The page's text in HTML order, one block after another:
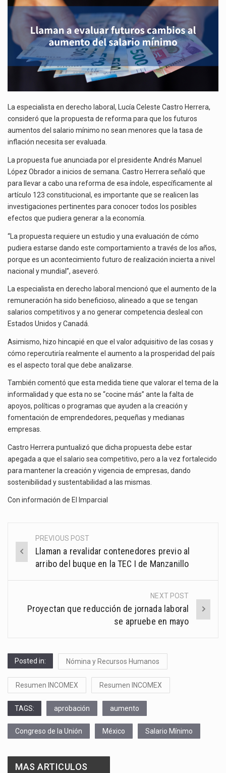
Los créditos fiscales determinados a empresas IMMEX rara vez nacen de una interpretación equivocada de…
DEL
SALARIO
MÍNIMO
La especialista en derecho laboral, Lucía Celeste Castro Herrera,
consideró que la propuesta de reforma para que los futuros
aumentos del salario mínimo no sean menores que la tasa de
inflación necesita ser evaluada.
La propuesta fue anunciada por el presidente Andrés Manuel
López Obrador a inicios de semana. Castro Herrera señaló que
para llevar a cabo una reforma de esa índole, específicamente al
artículo 123 constitucional, es importante que se realicen las
investigaciones pertinentes para conocer todos los posibles
efectos que pudiera generar a la economía.
“La propuesta requiere un estudio y una evaluación de cómo
pudiera estarse dando este comportamiento a través de los años,
porque es un acontecimiento futuro de realización incierta a nivel
nacional y mundial”, aseveró.
La especialista en derecho laboral mencionó que el aumento de la
remuneración ha sido beneficioso, alineado a que se tengan
salarios competitivos y a no generar competencia desleal con
Estados Unidos y Canadá.
Asimismo, hizo hincapié en que el valor adquisitivo de las cosas y
cómo repercutiría realmente el aumento a la prosperidad del país
es el aspecto toral que debe analizarse.
También comentó que esta medida tiene que valorar el tema de la
informalidad y que esta no se “cocine más” ante la falta de
apoyos, políticas o programas que ayuden a la creación y
fomentación de emprendedores, pequeñas y medianas
empresas.
Castro Herrera puntualizó que dicha propuesta debe estar
apegada a que el salario sea competitivo, pero a la vez fortalecido
para mantener la creación y vigencia de empresas, dando
sostenibilidad y sustentabilidad a las mismas.
Con información de El Imparcial
Post
navigation
PREVIOUS POST
Llaman a revalidar contenedores previo al
arribo del buque en la TEC I de Manzanillo
NEXT POST
Proyectan que reducción de jornada laboral
se apruebe en mayo
Posted in: Nómina y Recursos Humanos
Resumen INCOMEX Resumen INCOMEX
TAGS: aprobación aumento
Congreso de la Unión México Salario Mínimo
MAS ARTICULOS